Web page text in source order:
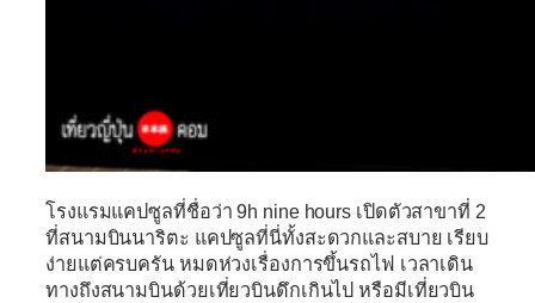
โรงแรมแคปซูลที่ชื่อว่า9h nine hours เปิดตัวสาขาที่ 2
ที่สนามบินนาริตะ แคปซูลที่นี่ทั้งสะดวกและสบาย เรียบ
ง่ายแต่ครบครัน หมดห่วงเรื่องการขึ้นรถไฟ เวลาเดิน
ทางถึงสนามบินด้วยเที่ยวบินดึกเกินไป หรือมีเที่ยวบิน